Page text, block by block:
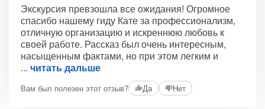
Экскурсия превзошла все ожидания! Огромное
спасибо нашему гиду Кате за профессионализм,
отличную организацию и искреннюю любовь к
своей работе. Рассказ был очень интересным,
насыщенным фактами, но при этом легким и
читать дальше
Вам был полезен этот отзыв? Да Нет